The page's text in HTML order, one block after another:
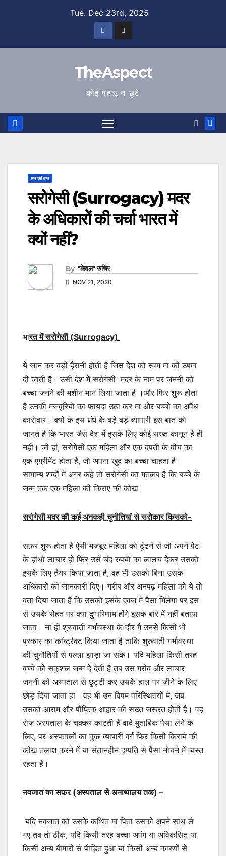
Tue. Dec 23rd, 2025
TheAspect
कोई पहलू न छूटे
मन की बात
सरोगेसी (Surrogacy) मदर
के अधिकारों की चर्चा भारत में
क्यों नहीं?
By "केवल" रुचिर
NOV 21, 2020
भारत में सरोगेसी (Surrogacy)
ये जान कर बड़ी हैरानी होती है जिस देश को स्वम मां की उपमा
दी जाती है। उसी देश में सरोगेसी मदर के नाम पर जननी को
बच्चा जनने की मशीन मान लिया जाता है ।और फिर शुरू होता
है उनकी मजबूरियों का फायदा उठा कर मां ओर बच्चो का अवैध
कारोबार। क्यो के इस धंधे के बड़े बड़े व्यापारी इस बात को
जानते है कि भारत जैसे देश में इसके लिए कोई सख्त कानून है ही
नहीं। जी हां, सरोगेसी एक महिला और एक दंपती के बीच का
एक एग्रीमेंट होता है, जो अपना खुद का बच्चा चाहता है।
सामान्य शब्दों में अगर कहे तो सरोगेसी का मतलब है कि बच्चे के
जन्म तक एक महिला की किराए की कोख।
सरोगेसी मदर की कई अनकही चुनौतियां से सरोकार किसको-
सफ़र शुरू होता है ऐसी मजबूर महिला को ढूंढने से जो अपने पेट
के हांथों लाचार हो फिर उसे चंद रुपयों का लालच देकर उसको
इसके लिए तैयर किया जाता है, वह भी उसको बिना उसके
अधिकारों की जानकारी दिए। गरीब और अनपढ़ महिला को ये तो
बता दिया जाता है कि उसको इसके एवज में पैसा मिलेगा पर इस
से उसके सेहत पर क्या दुष्परिणाम होंगे इसके बारे में नहीं बताया
जाता। ना ही शुरुवाती गर्भावस्था के दौर मै उनसे किसी भी
प्रकार का कॉन्ट्रैक्ट किया जाता है ताकि शुरुवाती गर्भावस्था
की चुनौतियों से पल्ला झाड़ा जा सके। यदि महिला किसी तरह
बच्चे को सकुशल जन्म दे देती है तब उस गरीब और लाचार
जननी को अस्पताल से छुट्टी कर उसके हाल पर जीने के लिए
छोड़ दिया जाता हा ।वह भी उन विषम परिस्थितयों में, जब
उसको आराम और पौष्टिक आहार की सख्त जरूरत होती है। वह
रोज अस्पताल के चक्कर काटती है वादे मुताबिक पैसा लेने के
लिए, पर अस्पतालों का कुछ व्यापारी वर्ग फिर किसी किराये की
कोख तलाश करने में या संतानहीन दम्पति से पैसा नोचने में व्यस्त
रहता है।
नवजात का सफ़र (अस्पताल से अनाथालय तक) –
यदि नवजात को उसके कथित मां पिता उसको अपने साथ ले
गए तब तो ठीक, यदि किसी तरह बच्चा अपंग या अविकसित या
किसी अन्य बीमारी से पीड़ित हुआ या किसी अन्य कारणों से